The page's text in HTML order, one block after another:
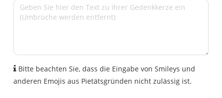
Bitte beachten Sie, dass die Eingabe von Smileys und
anderen Emojis aus Pietätsgründen nicht zulässig ist.